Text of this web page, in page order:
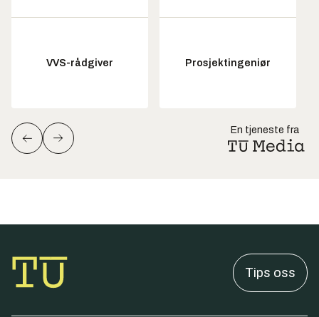
VVS-rådgiver Prosjektingeniør
En tjeneste fra
Tips oss